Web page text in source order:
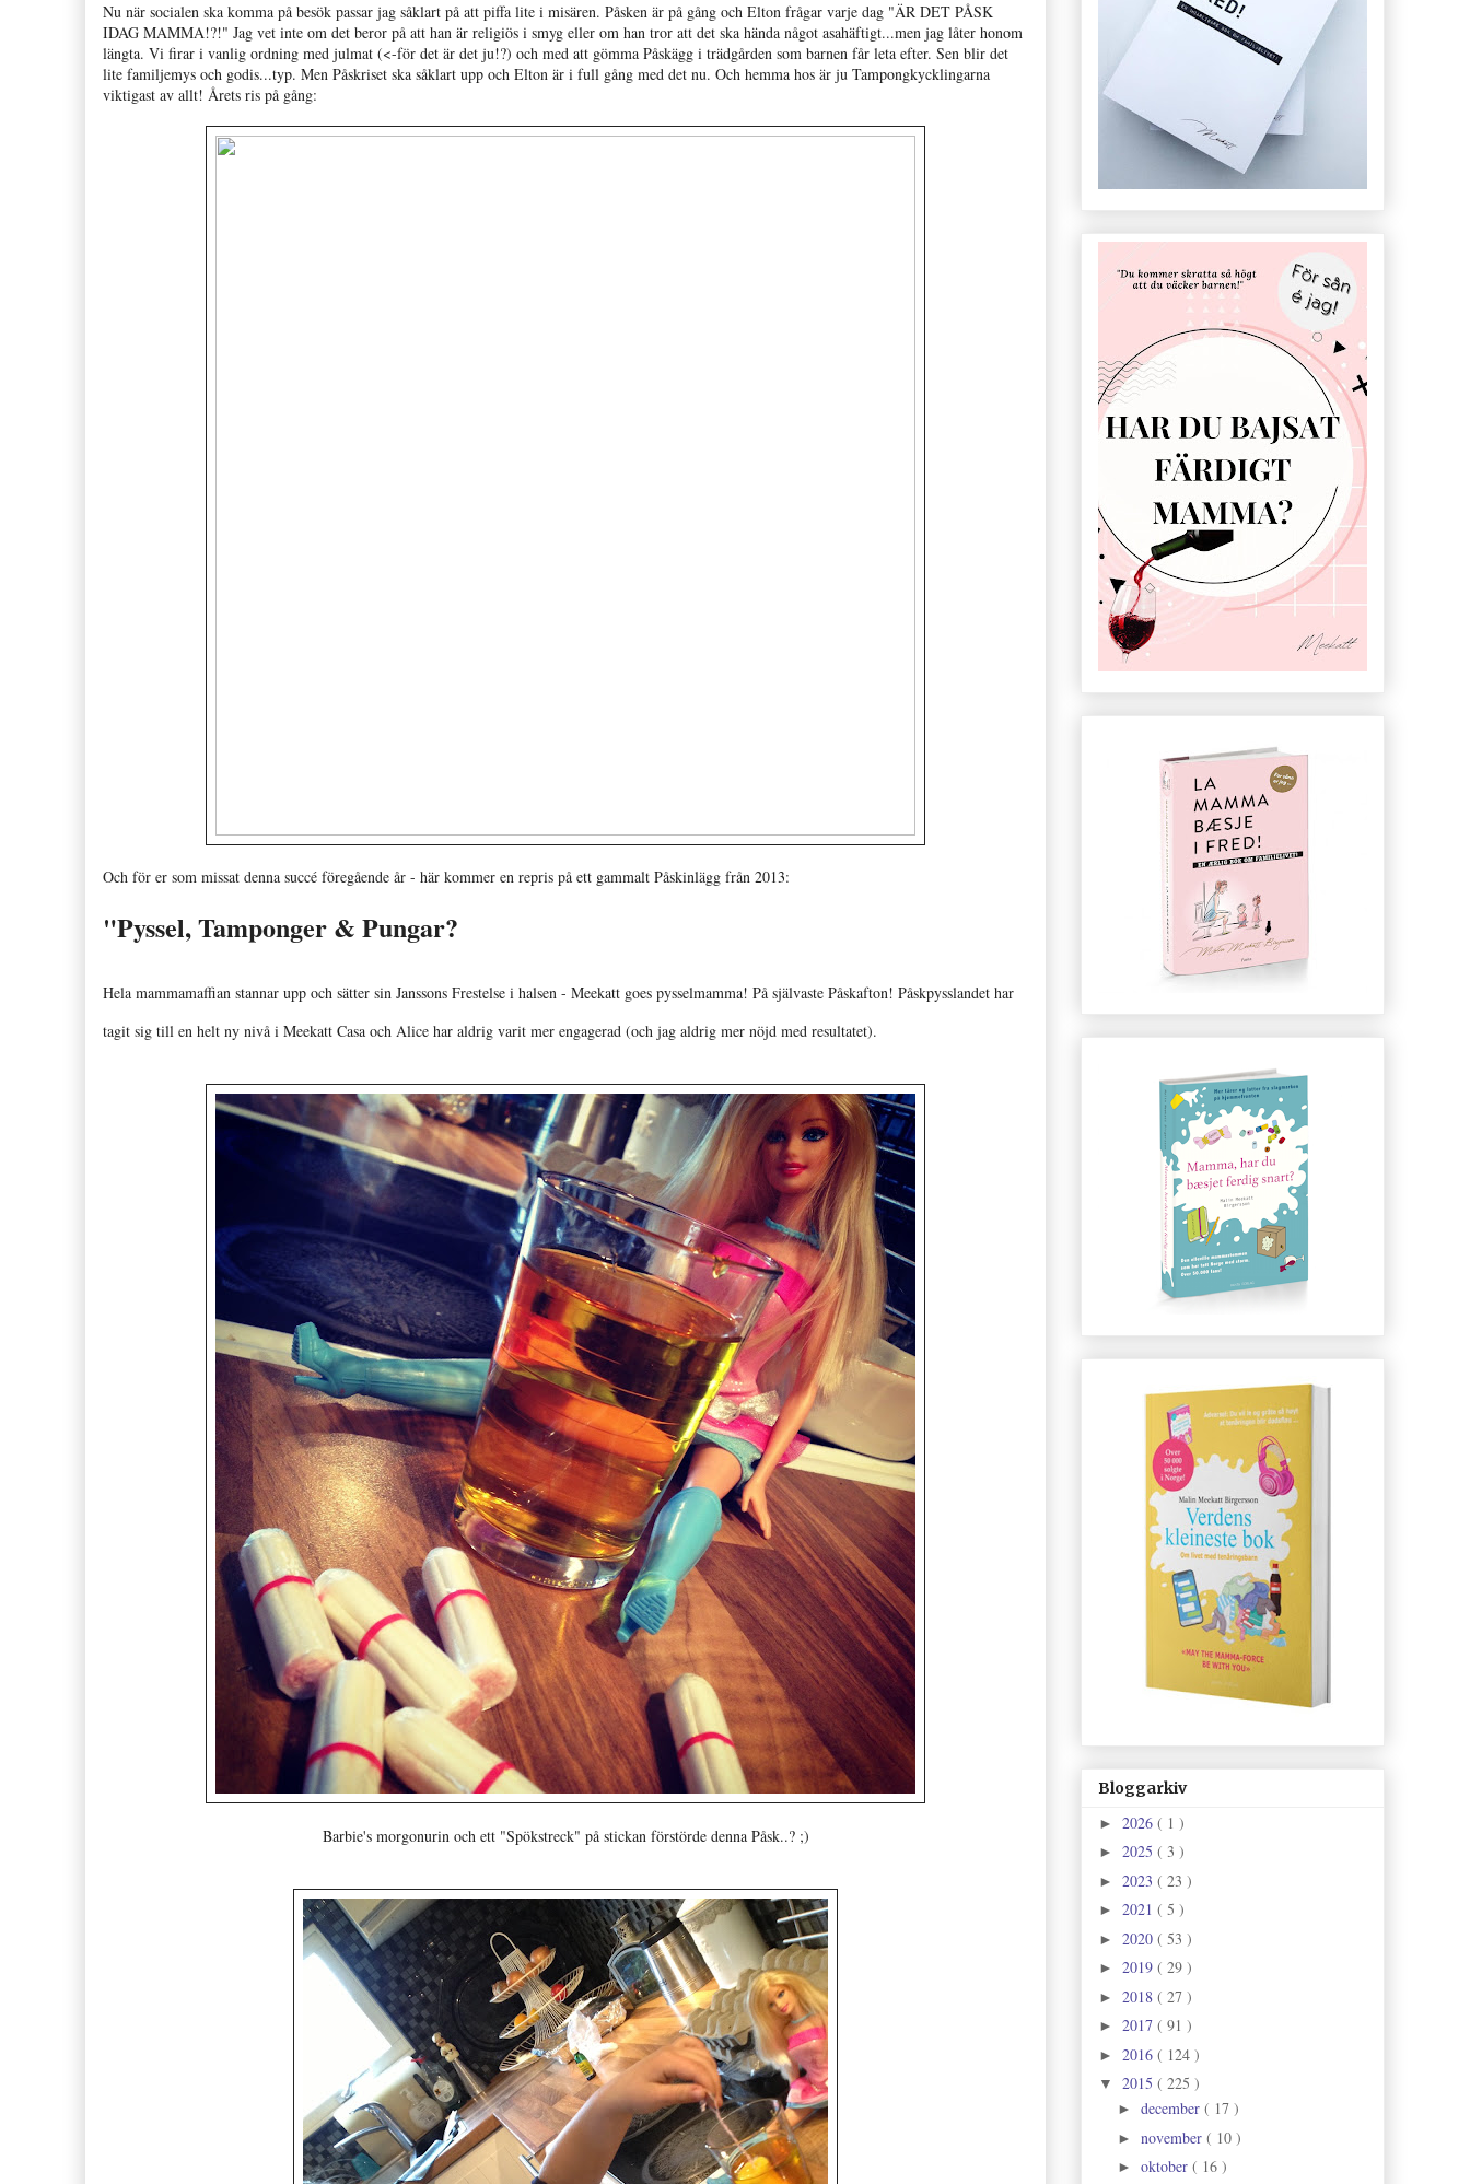
Nu när socialen ska komma på besök passar jag såklart på att piffa lite i misären. Påsken är på gång och Elton frågar varje dag "ÄR DET PÅSK
IDAG MAMMA!?!" Jag vet inte om det beror på att han är religiös i smyg eller om han tror att det ska hända något asahäftigt...men jag låter honom
längta. Vi firar i vanlig ordning med julmat (<-för det är det ju!?) och med att gömma Påskägg i trädgården som barnen får leta efter. Sen blir det
lite familjemys och godis...typ. Men Påskriset ska såklart upp och Elton är i full gång med det nu. Och hemma hos är ju Tampongkycklingarna
viktigast av allt! Årets ris på gång:
Och för er som missat denna succé föregående år - här kommer en repris på ett gammalt Påskinlägg från 2013:
"Pyssel, Tamponger & Pungar?
Hela mammamaffian stannar upp och sätter sin Janssons Frestelse i halsen - Meekatt goes pysselmamma! På självaste Påskafton! Påskpysslandet har
tagit sig till en helt ny nivå i Meekatt Casa och Alice har aldrig varit mer engagerad (och jag aldrig mer nöjd med resultatet).
Barbie's morgonurin och ett "Spökstreck" på stickan förstörde denna Påsk..? ;)
Bloggarkiv
► 2026 ( 1 )
► 2025 ( 3 )
► 2023 ( 23 )
► 2021 ( 5 )
► 2020 ( 53 )
► 2019 ( 29 )
► 2018 ( 27 )
► 2017 ( 91 )
► 2016 ( 124 )
▼ 2015 ( 225 )
► december ( 17 )
► november ( 10 )
► oktober ( 16 )